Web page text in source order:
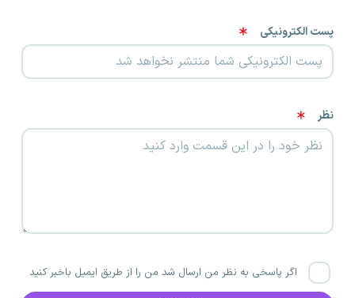
پست الکترونیکی
نظر
اگر پاسخی به نظر من ارسال شد من را از طریق ایمیل باخبر کنید